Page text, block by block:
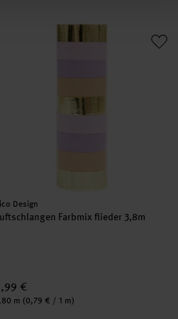
Luftschlangen Farbmix flieder 3,8m
Design
Farbmix flieder 3,8m
€
m (0,79 € / 1 m)